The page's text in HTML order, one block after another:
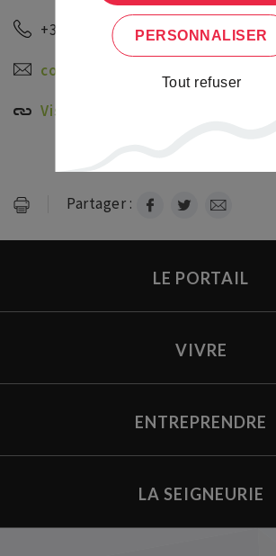
+33 (0)6 45 40 73 92
contact@camping-herrenhaus.fr
Visiter le site
Partager :
LE PORTAIL
VIVRE
ENTREPRENDRE
LA SEIGNEURIE
PERSONNALISER
Tout refuser